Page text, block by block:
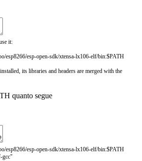
it:
/esp8266/esp-open-sdk/xtensa-lx106-elf/bin:$PATH
installed, its libraries and headers are merged with the
quanto segue
/esp8266/esp-open-sdk/xtensa-lx106-elf/bin:$PATH
gcc"